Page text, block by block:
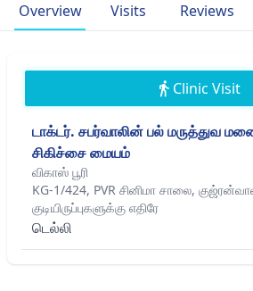
Overview Visits Reviews
Clinic Visit
டாக்டர். சபர்வாலின் பல் மருத்துவ
சிகிச்சை மையம்
விகாஸ் பூரி
KG-1/424, PVR சினிமா சாலை,
குடியிருப்புகளுக்கு எதிரே
டெல்லி